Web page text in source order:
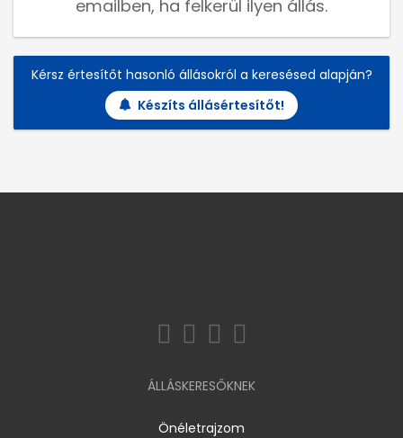
emailben, ha felkerül ilyen állás.
Kérsz értesítőt hasonló állásokról a keresésed alapján?
Készíts állásértesítőt!
ÁLLÁSKERESŐKNEK
Önéletrajzom